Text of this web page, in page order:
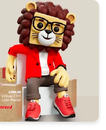
kecil dan besar ke
metode
ongkir, dan lacak
aman, harganya